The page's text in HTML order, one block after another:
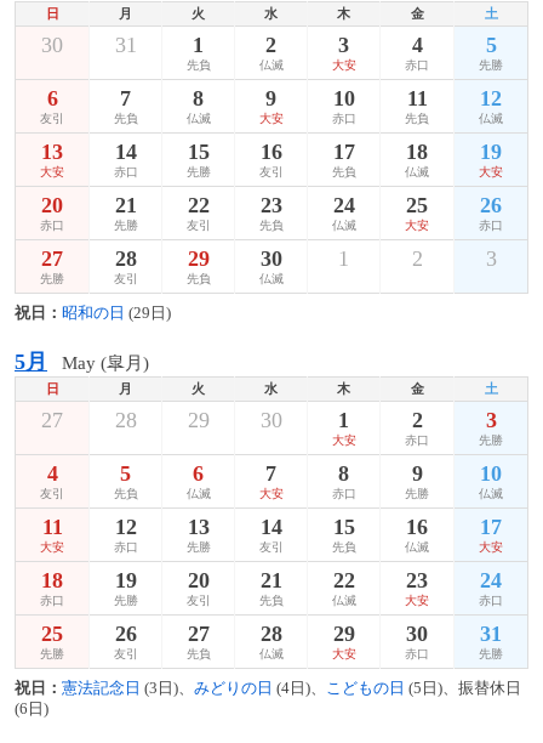
日 月 火 水 木 金 土
30 31 1
先負
2
仏滅
3
大安
4
赤口
5
先勝
6
友引
7
先負
8
仏滅
9
大安
10
赤口
11
先負
12
仏滅
13
大安
14
赤口
15
先勝
16
友引
17
先負
18
仏滅
19
大安
20
赤口
21
先勝
22
友引
23
先負
24
仏滅
25
大安
26
赤口
27
先勝
28
友引
29
先負
30
仏滅
1 2 3
祝日： 昭和の日 (29日)
5月 May (皐月)
日 月 火 水 木 金 土
27 28 29 30 1
大安
2
赤口
3
先勝
4
友引
5
先負
6
仏滅
7
大安
8
赤口
9
先勝
10
仏滅
11
大安
12
赤口
13
先勝
14
友引
15
先負
16
仏滅
17
大安
18
赤口
19
先勝
20
友引
21
先負
22
仏滅
23
大安
24
赤口
25
先勝
26
友引
27
先負
28
仏滅
29
大安
30
赤口
31
先勝
祝日： 憲法記念日 (3日)、 みどりの日 (4日)、 こどもの日 (5日)、振替休日
(6日)